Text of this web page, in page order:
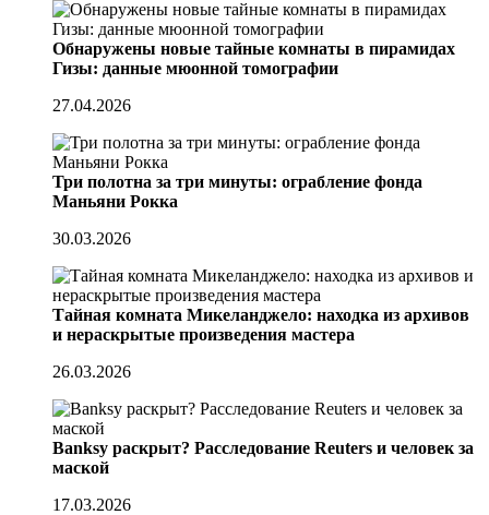
Обнаружены новые тайные комнаты в пирамидах
Гизы: данные мюонной томографии
27.04.2026
Три полотна за три минуты: ограбление фонда
Маньяни Рокка
30.03.2026
Тайная комната Микеланджело: находка из архивов
и нераскрытые произведения мастера
26.03.2026
Banksy раскрыт? Расследование Reuters и человек за
маской
17.03.2026